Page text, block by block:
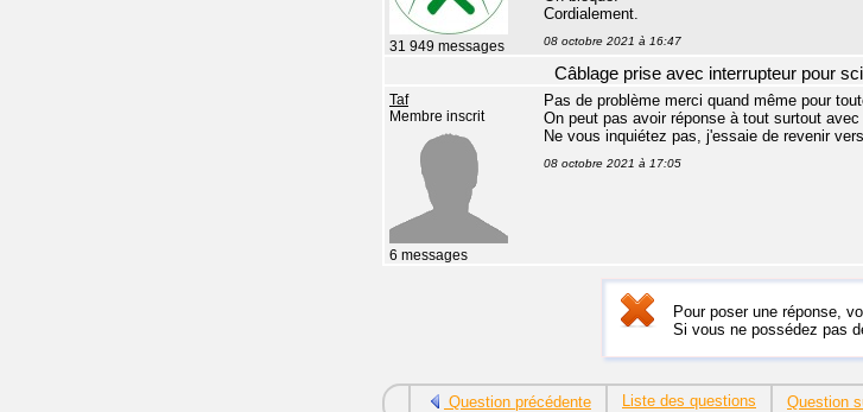
31 949 messages
Cordialement.
08 octobre 2021 à 16:47
Câblage prise avec interrupteur pour
Taf
Membre inscrit
6 messages
Pas de problème merci quand même pour
On peut pas avoir réponse à tout surtout
Ne vous inquiétez pas, j'essaie de revenir
08 octobre 2021 à 17:05
Pour poser une réponse,
Si vous ne possédez pas
Question précédente Liste des questions Question